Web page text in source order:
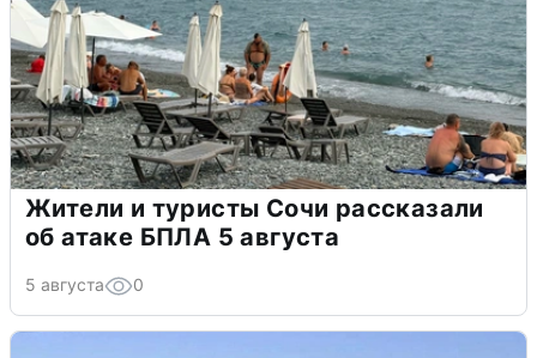
Жители и туристы Сочи рассказали
об атаке БПЛА 5 августа
5 августа 0